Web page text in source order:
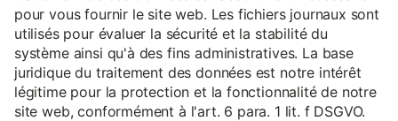
pour vous fournir le site web. Les fichiers journaux sont
utilisés pour évaluer la sécurité et la stabilité du
système ainsi qu'à des fins administratives. La base
juridique du traitement des données est notre intérêt
légitime pour la protection et la fonctionnalité de notre
site web, conformément à l'art. 6 para. 1 lit. f DSGVO.